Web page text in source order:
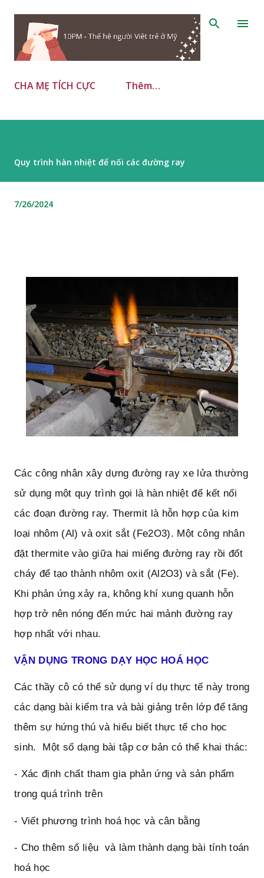
Chuyển đến nội dung chính
CHA MẸ TÍCH CỰC Thêm…
Quy trình hàn nhiệt để nối các đường ray
7/26/2024
Các công nhân xây dựng đường ray xe lửa thường
sử dụng một quy trình gọi là hàn nhiệt để kết nối
các đoạn đường ray. Thermit là hỗn hợp của kim
loại nhôm (Al) và oxit sắt (Fe2O3). Một công nhân
đặt thermite vào giữa hai miếng đường ray rồi đốt
cháy để tạo thành nhôm oxit (Al2O3) và sắt (Fe).
Khi phản ứng xảy ra, không khí xung quanh hỗn
hợp trở nên nóng đến mức hai mảnh đường ray
hợp nhất với nhau.
VẬN DỤNG TRONG DẠY HỌC HOÁ HỌC
Các thầy cô có thể sử dụng ví dụ thực tế này trong
các dạng bài kiểm tra và bài giảng trên lớp để tăng
thêm sự hứng thú và hiểu biết thực tế cho học
sinh.  Một số dạng bài tập cơ bản có thể khai thác:
- Xác định chất tham gia phản ứng và sản phẩm
trong quá trình trên
- Viết phương trình hoá học và cân bằng
- Cho thêm số liệu  và làm thành dạng bài tính toán
hoá học